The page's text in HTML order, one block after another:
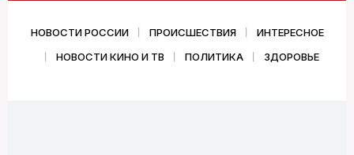
НОВОСТИ РОССИИ ПРОИСШЕСТВИЯ
ИНТЕРЕСНОЕ
НОВОСТИ КИНО И ТВ
ПОЛИТИКА ЗДОРОВЬЕ